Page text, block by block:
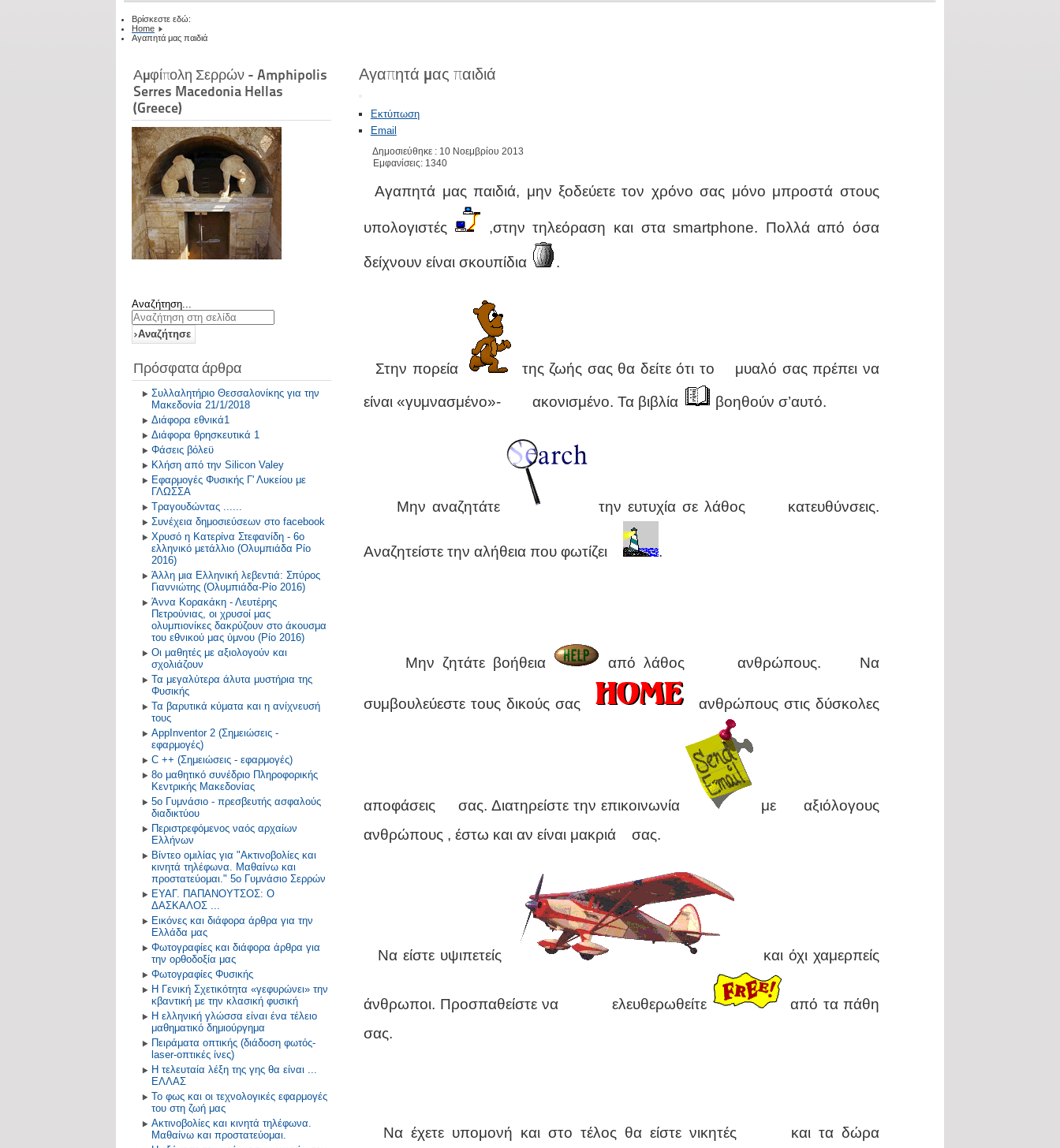
Βρίσκεστε εδώ:
Home
Αγαπητά μας παιδιά
Αμφίπολη Σερρών - Amphipolis
Serres Macedonia Hellas
(Greece)
Αναζήτηση...
Αναζήτησε
Πρόσφατα άρθρα
Συλλαλητήριο Θεσσαλονίκης για την
Μακεδονία 21/1/2018
Διάφορα εθνικά1
Διάφορα θρησκευτικά 1
Φάσεις βόλεϋ
Κλήση από την Silicon Valey
Εφαρμογές Φυσικής Γ' Λυκείου με
ΓΛΩΣΣΑ
Τραγουδώντας ......
Συνέχεια δημοσιεύσεων στο facebook
Χρυσό η Κατερίνα Στεφανίδη - 6ο
ελληνικό μετάλλιο (Ολυμπιάδα Ρίο
2016)
Άλλη μια Ελληνική λεβεντιά: Σπύρος
Γιαννιώτης (Ολυμπιάδα-Ρίο 2016)
Άννα Κορακάκη - Λευτέρης
Πετρούνιας, οι χρυσοί μας
ολυμπιονίκες δακρύζουν στο άκουσμα
του εθνικού μας ύμνου (Ρίο 2016)
Οι μαθητές με αξιολογούν και
σχολιάζουν
Τα μεγαλύτερα άλυτα μυστήρια της
Φυσικής
Τα βαρυτικά κύματα και η ανίχνευσή
τους
AppInventor 2 (Σημειώσεις -
εφαρμογές)
C ++ (Σημειώσεις - εφαρμογές)
8ο μαθητικό συνέδριο Πληροφορικής
Κεντρικής Μακεδονίας
5ο Γυμνάσιο - πρεσβευτής ασφαλούς
διαδικτύου
Περιστρεφόμενος ναός αρχαίων
Ελλήνων
Βίντεο ομιλίας για "Ακτινοβολίες και
κινητά τηλέφωνα. Μαθαίνω και
προστατεύομαι." 5ο Γυμνάσιο Σερρών
ΕΥΑΓ. ΠΑΠΑΝΟΥΤΣΟΣ: O
ΔΑΣΚΑΛΟΣ ...
Εικόνες και διάφορα άρθρα για την
Ελλάδα μας
Φωτογραφίες και διάφορα άρθρα για
την ορθοδοξία μας
Φωτογραφίες Φυσικής
Η Γενική Σχετικότητα «γεφυρώνει» την
κβαντική με την κλασική φυσική
Η ελληνική γλώσσα είναι ένα τέλειο
μαθηματικό δημιούργημα
Πειράματα οπτικής (διάδοση φωτός-
laser-οπτικές ίνες)
Η τελευταία λέξη της γης θα είναι ...
ΕΛΛΑΣ
Το φως και οι τεχνολογικές εφαρμογές
του στη ζωή μας
Ακτινοβολίες και κινητά τηλέφωνα.
Μαθαίνω και προστατεύομαι.
Αγαπητά μας παιδιά
Εκτύπωση
Email
Δημοσιεύθηκε : 10 Νοεμβρίου 2013
Εμφανίσεις: 1340
Αγαπητά μας παιδιά, μην ξοδεύετε τον χρόνο σας μόνο μπροστά στους
υπολογιστές ,στην τηλεόραση και στα smartphone. Πολλά από όσα
δείχνουν είναι σκουπίδια .
Στην πορεία
της ζωής σας θα δείτε ότι το μυαλό σας πρέπει να
είναι «γυμνασμένο»- ακονισμένο. Τα βιβλία
βοηθούν σ’αυτό.
Μην αναζητάτε την ευτυχία σε λάθος κατευθύνσεις.
Αναζητείστε την αλήθεια που φωτίζει .
Μην ζητάτε βοήθεια από λάθος ανθρώπους. Να
συμβουλεύεστε τους δικούς σας ανθρώπους στις δύσκολες
αποφάσεις σας. Διατηρείστε την επικοινωνία
με αξιόλογους
ανθρώπους , έστω και αν είναι μακριά σας.
Να είστε υψιπετείς και όχι χαμερπείς
άνθρωποι. Προσπαθείστε να ελευθερωθείτε
από τα πάθη
σας.
Να έχετε υπομονή και στο τέλος θα είστε νικητές και τα δώρα